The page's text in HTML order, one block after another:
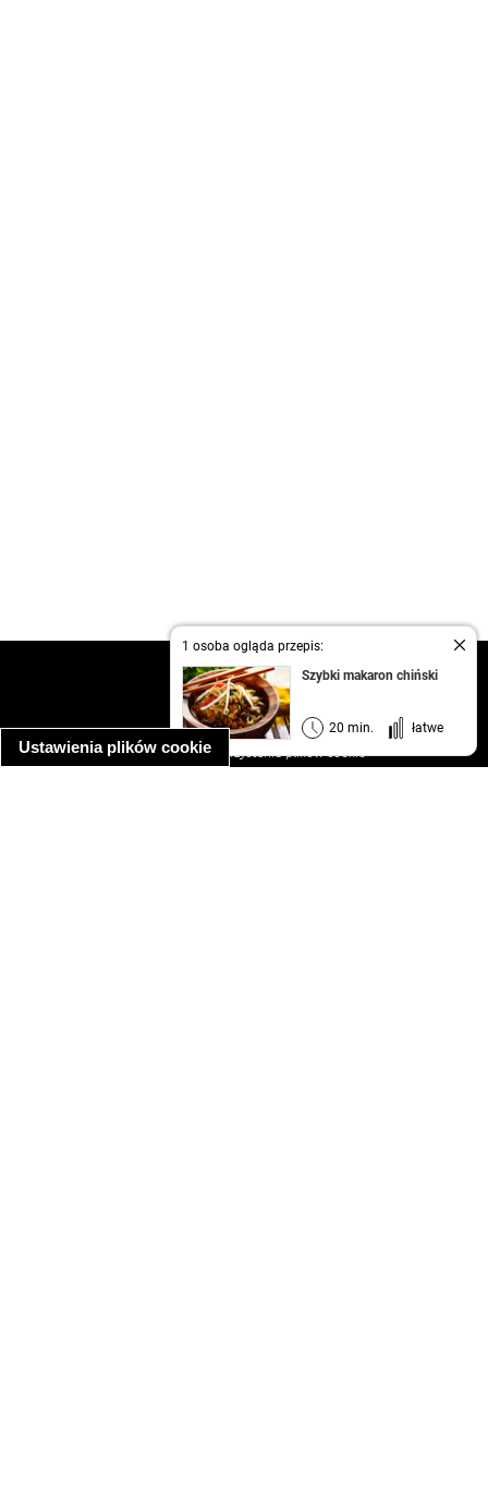
Ustawienia plików cookie
1 osoba ogląda przepis:
Szybki makaron chiński
20 min. łatwe
kontakt
regulamin
informacja o prywatności
informacja o wykorzystaniu plików cookie